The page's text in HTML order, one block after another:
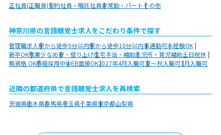
正社員(正職員)契約社員・嘱託社員非常勤・パートその他
神奈川県の言語聴覚士求人をこだわり条件で探す
管理職求人駅から徒歩5分以内駅から徒歩10分以内車通勤可未経験OK
新卒OK残業少なめ寮・借り上げ住宅手当・補助託児所・育児補助土日祝休
無資格 OK積極採用中WEB面接OK2027年4月入職可夏～秋入職可1月入職可
近隣の都道府県で言語聴覚士求人を再検索
茨城県栃木県群馬県埼玉県千葉県東京都山梨県